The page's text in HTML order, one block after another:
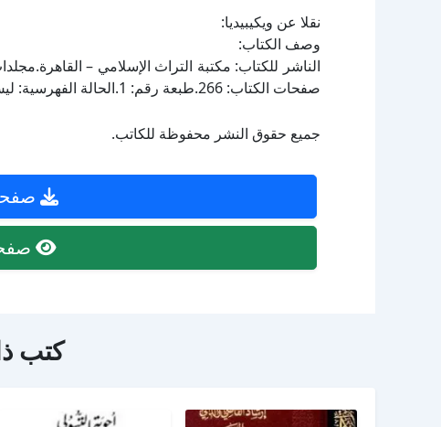
نقلا عن ويكيبيديا:
وصف الكتاب:
صفحات الكتاب: 266.طبعة رقم: 1.الحالة الفهرسية: ليس مفهرساً.
جميع حقوق النشر محفوظة للكاتب.
كتب